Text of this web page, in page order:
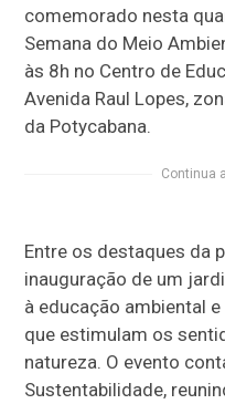
comemorado nesta
Semana do Meio
às 8h no Centro de
Avenida Raul Lopes,
da Potycabana.
Continua
Entre os destaques da
inauguração de um
à educação ambiental
que estimulam os
natureza. O evento
Sustentabilidade,